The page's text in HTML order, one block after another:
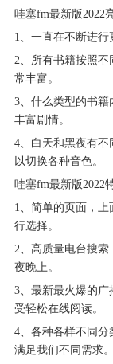
哇塞fm最新版2022
1、一直在不断进行
2、所有书籍按照
常丰富。
3、什么类型的书
丰富剧情。
4、白天和黑夜有
以切换各种音色。
哇塞fm最新版2022
1、简单的页面，
行选择。
2、高质量电台搜
夜晚上。
3、最新最火爆的
受轻松在线阅读。
4、各种各样不同分
满足我们不同需求。